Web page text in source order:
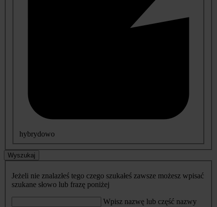
hybrydowo
Wyszukaj
Jeżeli nie znalazłeś tego czego szukałeś zawsze możesz wpisać
szukane słowo lub frazę poniżej
Wpisz nazwę lub część nazwy